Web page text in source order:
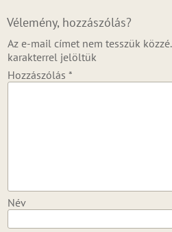
Vélemény, hozzászólás?
Az e-mail címet nem tesszük közzé.
karakterrel jelöltük
Hozzászólás *
Név